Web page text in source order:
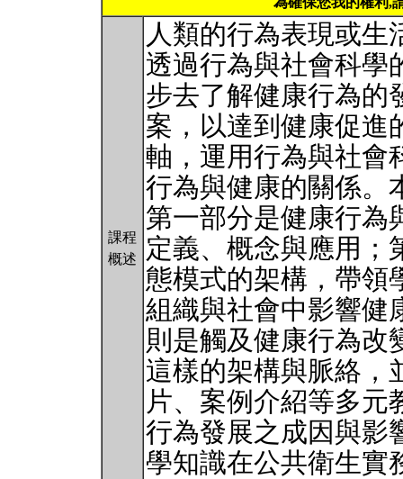
課程
概述
人類的行為表現或生
透過行為與社會科學
步去了解健康行為的
案，以達到健康促進
軸，運用行為與社會
行為與健康的關係。
第一部分是健康行為
定義、概念與應用；
態模式的架構，帶領
組織與社會中影響健
則是觸及健康行為改
這樣的架構與脈絡，
片、案例介紹等多元
行為發展之成因與影
學知識在公共衛生實